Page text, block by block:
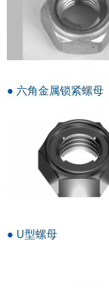
● 六角金属锁紧螺母
● U型螺母